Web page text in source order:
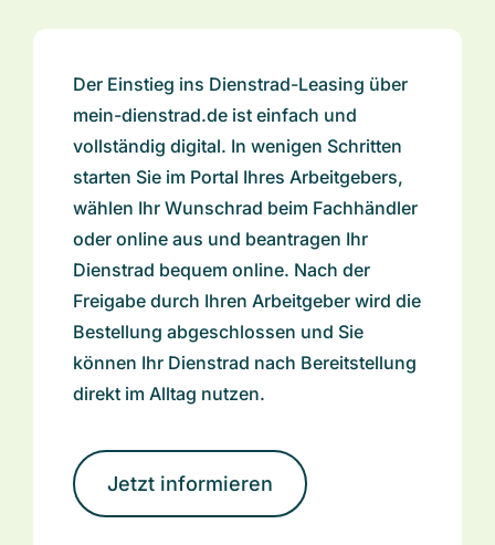
Der Einstieg ins Dienstrad-Leasing über
mein-dienstrad.de ist einfach und
vollständig digital. In wenigen Schritten
starten Sie im Portal Ihres Arbeitgebers,
wählen Ihr Wunschrad beim Fachhändler
oder online aus und beantragen Ihr
Dienstrad bequem online. Nach der
Freigabe durch Ihren Arbeitgeber wird die
Bestellung abgeschlossen und Sie
können Ihr Dienstrad nach Bereitstellung
direkt im Alltag nutzen.
Jetzt informieren